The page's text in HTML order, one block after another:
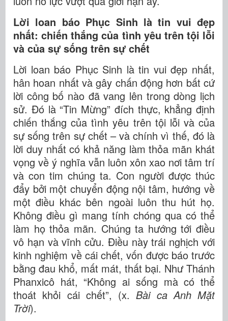
Lời loan báo Phục Sinh là tin vui đẹp
nhất: chiến thắng của tình yêu trên tội lỗi
và của sự sống trên sự chết
Lời loan báo Phục Sinh là tin vui đẹp nhất,
hân hoan nhất và gây chấn động hơn bất cứ
lời công bố nào đã vang lên trong dòng lịch
sử. Đó là “Tin Mừng” đích thực, khẳng định
chiến thắng của tình yêu trên tội lỗi và của
sự sống trên sự chết – và chính vì thế, đó là
lời duy nhất có khả năng làm thỏa mãn khát
vọng về ý nghĩa vẫn luôn xôn xao nơi tâm trí
và con tim chúng ta. Con người được thúc
đẩy bởi một chuyển động nội tâm, hướng về
một điều khác bên ngoài luôn thu hút họ.
Không điều gì mang tính chóng qua có thể
làm họ thỏa mãn. Chúng ta hướng tới điều
vô hạn và vĩnh cửu. Điều này trái nghịch với
kinh nghiệm về cái chết, vốn được báo trước
bằng đau khổ, mất mát, thất bại. Như Thánh
Phanxicô hát, “Không ai sống mà có thể
thoát khỏi cái chết”, (x.Bài ca Anh Mặt
Trời).